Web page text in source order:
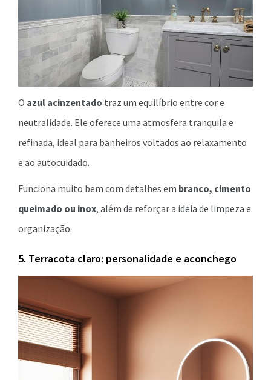
O azul acinzentado traz um equilíbrio entre cor e
neutralidade. Ele oferece uma atmosfera tranquila e
refinada, ideal para banheiros voltados ao relaxamento
e ao autocuidado.
Funciona muito bem com detalhes em branco, cimento
queimado ou inox, além de reforçar a ideia de limpeza e
organização.
5. Terracota claro: personalidade e aconchego